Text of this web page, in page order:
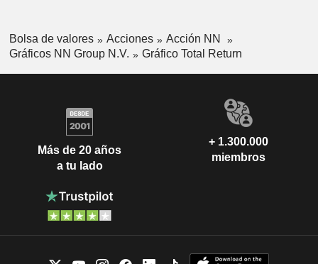
Bolsa de valores Acciones
Acción NN
Gráficos NN Group N.V.
Gráfico Total Return
Más de 20 años
a tu lado
+ 1.300.000
miembros